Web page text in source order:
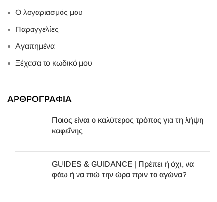
Ο λογαριασμός μου
Παραγγελίες
Αγαπημένα
Ξέχασα το κωδικό μου
ΑΡΘΡΟΓΡΑΦΙΑ
Ποιος είναι ο καλύτερος τρόπος για τη λήψη
καφεΐνης
GUIDES & GUIDANCE | Πρέπει ή όχι, να
φάω ή να πιώ την ώρα πριν το αγώνα?